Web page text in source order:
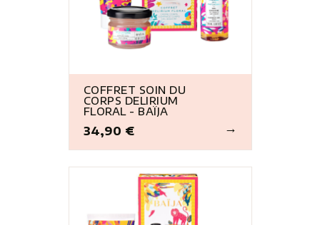
COFFRET SOIN DU
CORPS DELIRIUM
FLORAL - BAÏJA
Prix
34,90 €